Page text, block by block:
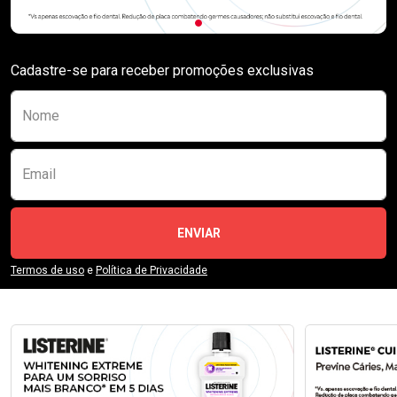
Cadastre-se para receber promoções exclusivas
Nome
Email
ENVIAR
Termos de uso e Política de Privacidade